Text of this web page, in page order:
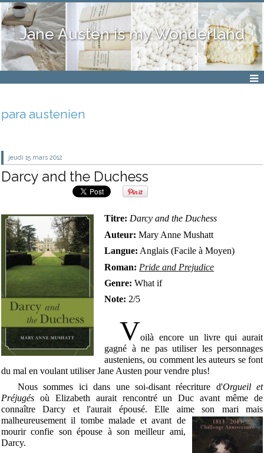
Jane Austen is my Wonderland
para austenien
jeudi 15 mars 2012
Darcy and the Duchess
Titre: Darcy and the Duchess
Auteur:Mary Anne Mushatt
Langue: Anglais (Facile à Moyen)
Roman: Pride and Prejudice
Genre: What if
Note: 2/5
Voilà encore un livre qui aurait
gagné à ne pas utiliser les personnages
austeniens, ou comment les auteurs se font
du mal en voulant utiliser Jane Austen pour vendre plus!
Nous sommes ici dans une soi-disant réecriture d'Orgueil et
Préjugés où Elizabeth aurait rencontré un Duc avant même de
connaître Darcy et l'aurait épousé. Elle aime son mari mais
malheureusement il tombe malade et avant de
mourir confie son épouse à son meilleur ami,
Darcy.